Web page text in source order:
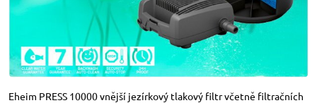
Eheim PRESS 10000 vnější jezírkový tlakový filtr včetně filtračních